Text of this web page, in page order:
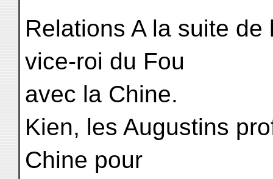
Relations A la suite
vice-roi du Fou
avec la Chine.
Kien, les Augustins
Chine pour